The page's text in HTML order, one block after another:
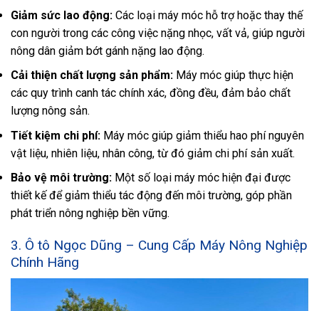
Giảm sức lao động: Các loại máy móc hỗ trợ hoặc thay thế
con người trong các công việc nặng nhọc, vất vả, giúp người
nông dân giảm bớt gánh nặng lao động.
Cải thiện chất lượng sản phẩm: Máy móc giúp thực hiện
các quy trình canh tác chính xác, đồng đều, đảm bảo chất
lượng nông sản.
Tiết kiệm chi phí: Máy móc giúp giảm thiểu hao phí nguyên
vật liệu, nhiên liệu, nhân công, từ đó giảm chi phí sản xuất.
Bảo vệ môi trường: Một số loại máy móc hiện đại được
thiết kế để giảm thiểu tác động đến môi trường, góp phần
phát triển nông nghiệp bền vững.
3. Ô tô Ngọc Dũng – Cung Cấp Máy Nông Nghiệp
Chính Hãng